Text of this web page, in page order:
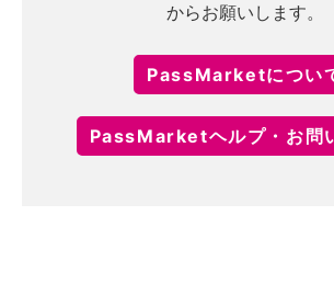
からお願いします。
PassMarketについ
PassMarketヘルプ・お問